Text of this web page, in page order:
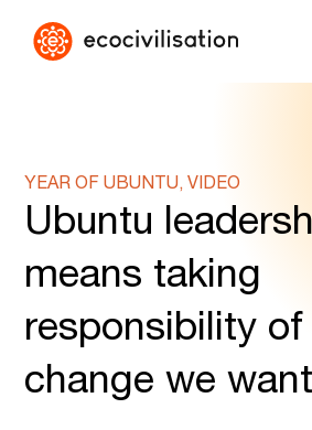
YEAR OF UBUNTU, VIDEO
Ubuntu
means taking
responsibility of
change we